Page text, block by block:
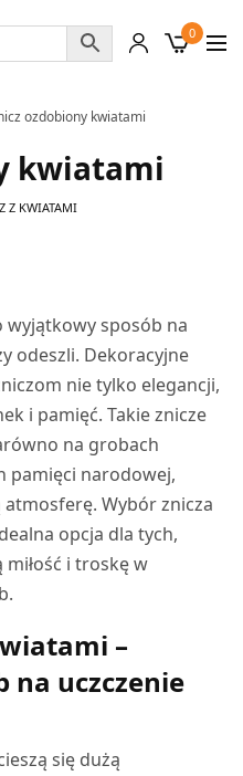
0
ozdobiony kwiatami
kwiatami
Z KWIATAMI
sposób na
odeszli. Dekoracyjne
nie tylko elegancji,
i pamięć. Takie znicze
na grobach
pamięci narodowej,
atmosferę. Wybór znicza
opcja dla tych,
i troskę w
–
na uczczenie
się dużą